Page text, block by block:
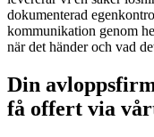
dokumenterad
kommunikation genom
när det händer och vad
Din
få offert via